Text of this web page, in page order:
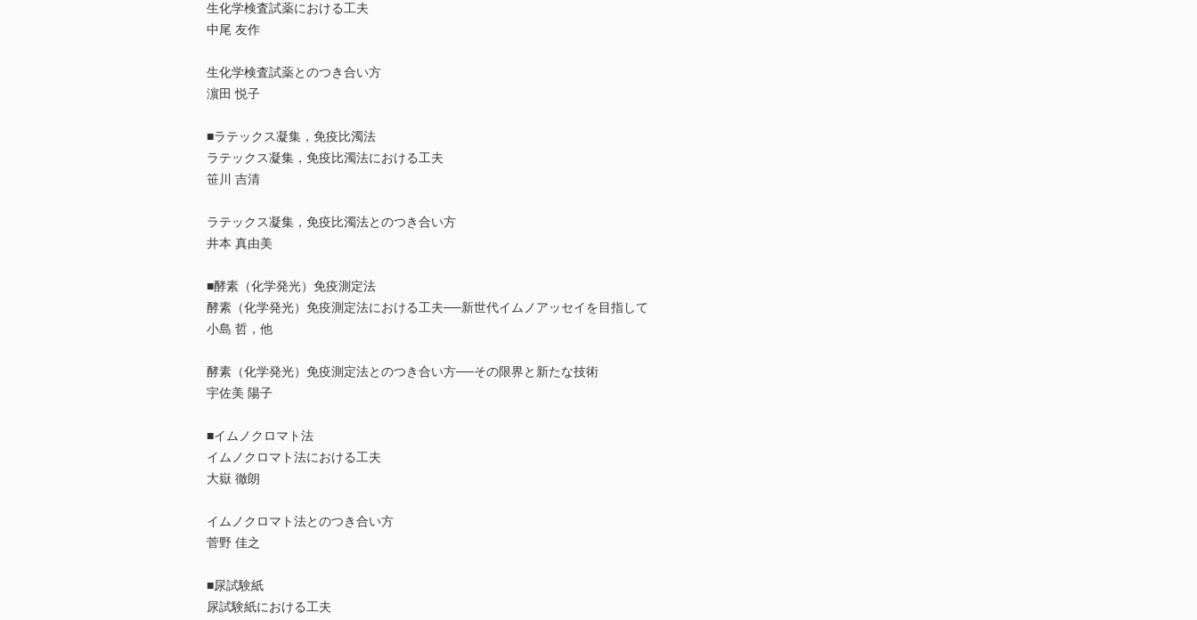
生化学検査試薬における工夫
中尾 友作
生化学検査試薬とのつき合い方
濵田 悦子
■ラテックス凝集，免疫比濁法
ラテックス凝集，免疫比濁法における工夫
笹川 吉清
ラテックス凝集，免疫比濁法とのつき合い方
井本 真由美
■酵素（化学発光）免疫測定法
酵素（化学発光）免疫測定法における工夫──新世代イムノアッセイを目指して
小島 哲，他
酵素（化学発光）免疫測定法とのつき合い方──その限界と新たな技術
宇佐美 陽子
■イムノクロマト法
イムノクロマト法における工夫
大嶽 徹朗
イムノクロマト法とのつき合い方
菅野 佳之
■尿試験紙
尿試験紙における工夫